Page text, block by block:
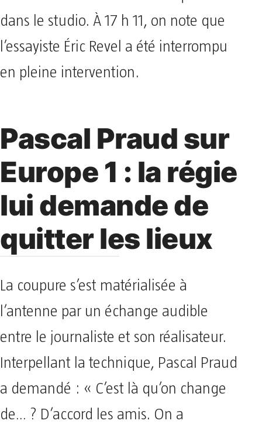
dans le studio. À 17 h 11, on note que
l’essayiste Éric Revel a été interrompu
en pleine intervention.
Pascal Praud sur
Europe 1 : la régie
lui demande de
quitter les lieux
La coupure s’est matérialisée à
l’antenne par un échange audible
entre le journaliste et son réalisateur.
Interpellant la technique, Pascal Praud
a demandé : « C’est là qu’on change
de… ? D’accord les amis. On a